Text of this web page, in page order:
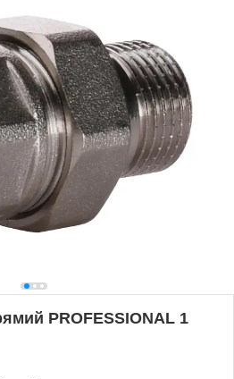
PROFESSIONAL 1